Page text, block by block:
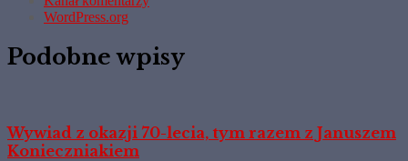
WordPress.org
Podobne wpisy
Wywiad z okazji 70-lecia, tym razem z Januszem
Konieczniakiem